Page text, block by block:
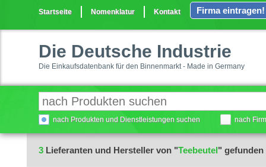
Startseite Nomenklatur Kontakt Firma eintragen!
Die Deutsche Industrie
Die Einkaufsdatenbank für den Binnenmarkt - Made in Germany
nach Produkten und Dienstleistungen suchen nach
3 Lieferanten und Hersteller von "Teebeutel" gefunden